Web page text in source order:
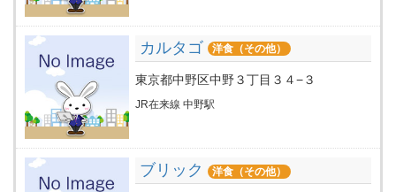
カルタゴ 洋食（その他）
東京都中野区中野３丁目３４−３
JR在来線 中野駅
ブリック 洋食（その他）